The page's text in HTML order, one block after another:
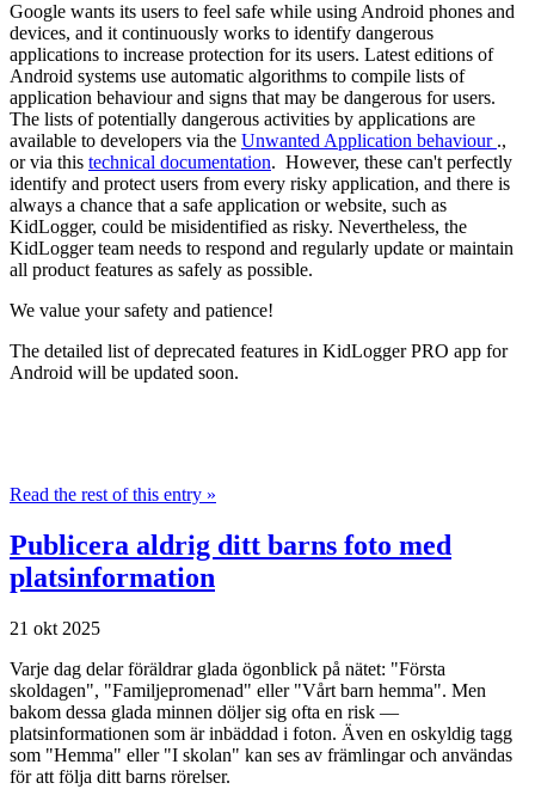
Google wants its users to feel safe while using Android phones and
devices, and it continuously works to identify dangerous
applications to increase protection for its users. Latest editions of
Android systems use automatic algorithms to compile lists of
application behaviour and signs that may be dangerous for users.
The lists of potentially dangerous activities by applications are
available to developers via the Unwanted Application behaviour .,
or via this technical documentation. However, these can't perfectly
identify and protect users from every risky application, and there is
always a chance that a safe application or website, such as
KidLogger, could be misidentified as risky. Nevertheless, the
KidLogger team needs to respond and regularly update or maintain
all product features as safely as possible.
We value your safety and patience!
The detailed list of deprecated features in KidLogger PRO app for
Android will be updated soon.
Read the rest of this entry »
Publicera aldrig ditt barns foto med
platsinformation
21 okt 2025
Varje dag delar föräldrar glada ögonblick på nätet: "Första
skoldagen", "Familjepromenad" eller "Vårt barn hemma". Men
bakom dessa glada minnen döljer sig ofta en risk —
platsinformationen som är inbäddad i foton. Även en oskyldig tagg
som "Hemma" eller "I skolan" kan ses av främlingar och användas
för att följa ditt barns rörelser.